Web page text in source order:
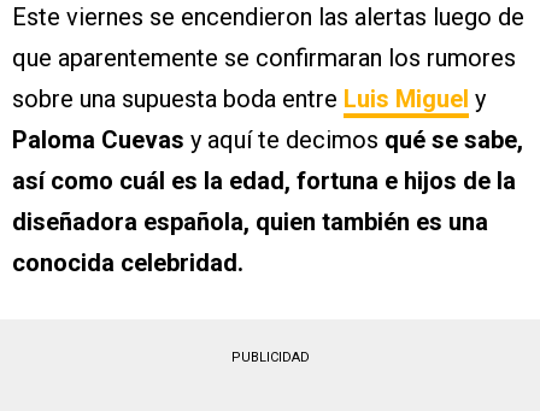
Este viernes se encendieron las alertas luego de
que aparentemente se confirmaran los rumores
sobre una supuesta boda entre Luis Miguel y
Paloma Cuevas y aquí te decimos qué se sabe,
así como cuál es la edad, fortuna e hijos de la
diseñadora española, quien también es una
conocida celebridad.
PUBLICIDAD